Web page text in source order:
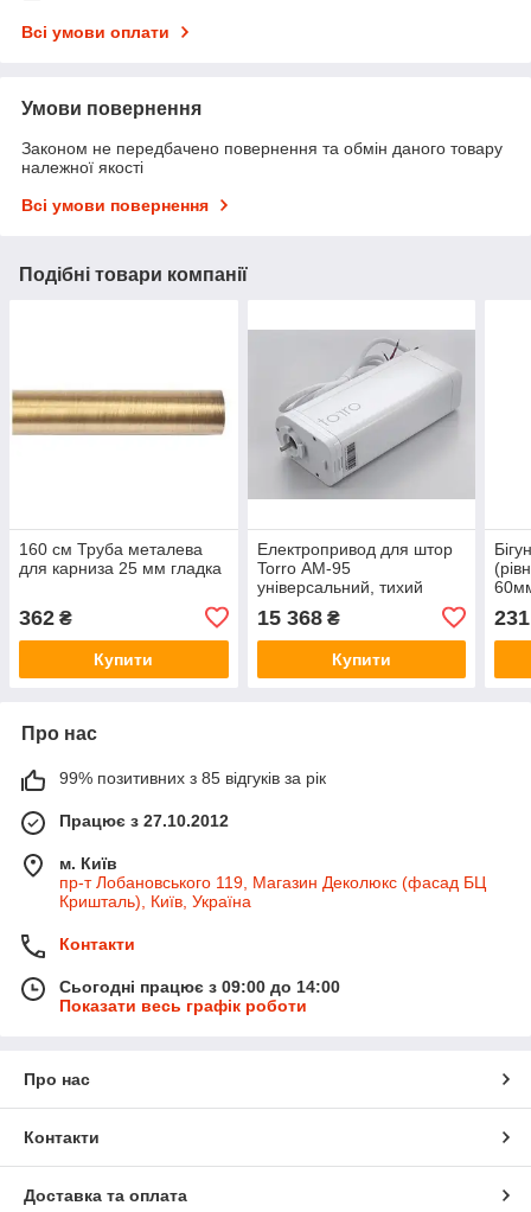
Всі умови оплати
Умови повернення
Законом не передбачено повернення та обмін даного товару
належної якості
Всі умови повернення
Подібні товари компанії
160 см Труба металева
для карниза 25 мм гладка
362 ₴
Купити
Електропривод для штор
Torro АМ-95
універсальний, тихий
15 368₴
Купити
231
Про нас
99% позитивних з 85 відгуків за рік
Працює з 27.10.2012
м. Київ
пр-т Лобановського 119, Магазин Деколюкс (фасад БЦ
Кришталь), Київ, Україна
Контакти
Сьогодні працює з 09:00 до 14:00
Показати весь графік роботи
Про нас
Контакти
Доставка та оплата